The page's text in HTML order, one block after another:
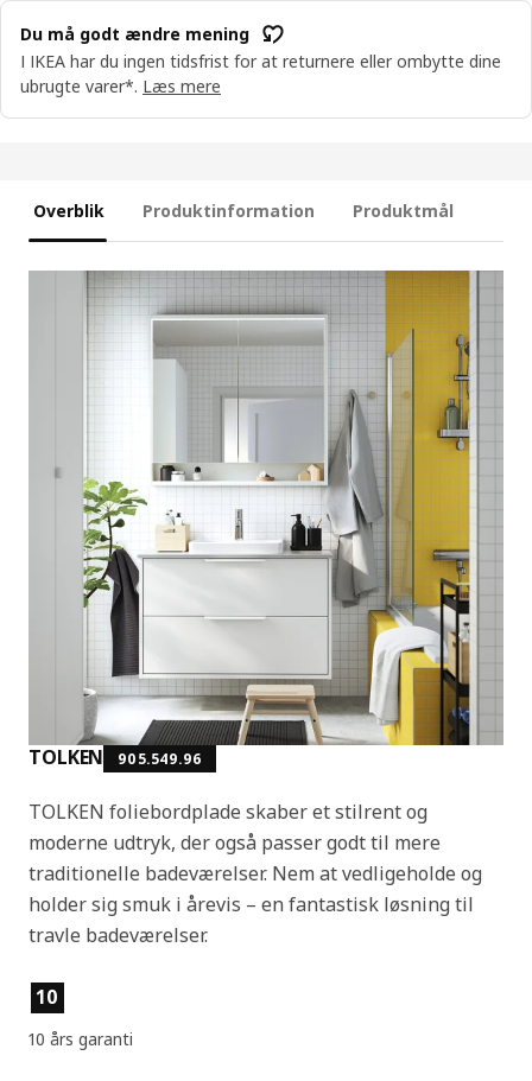
Du må godt ændre mening
I IKEA har du ingen tidsfrist for at returnere eller ombytte dine
ubrugte varer*. Læs mere
Overblik Produktinformation Produktmål
TOLKEN 905.549.96
TOLKEN foliebordplade skaber et stilrent og
moderne udtryk, der også passer godt til mere
traditionelle badeværelser. Nem at vedligeholde og
holder sig smuk i årevis – en fantastisk løsning til
travle badeværelser.
Produktfunktioner
10
10 års garanti